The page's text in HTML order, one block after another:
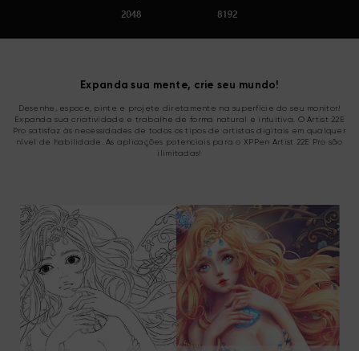
Expanda sua mente, crie seu mundo!
Desenhe, espoce, pinte e projete diretamente na superfície do seu monitor!
Expanda sua criatividade e trabalhe de forma natural e intuitiva. O Artist 22E
Pro satisfaz às necessidades de todos os tipos de artistas digitais em qualquer
nível de habilidade. As aplicações potenciais para o XPPen Artist 22E Pro são
ilimitadas!